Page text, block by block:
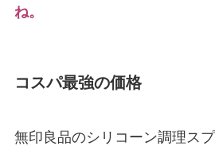
ね。
コスパ最強の価格
無印良品のシリコーン調理ス